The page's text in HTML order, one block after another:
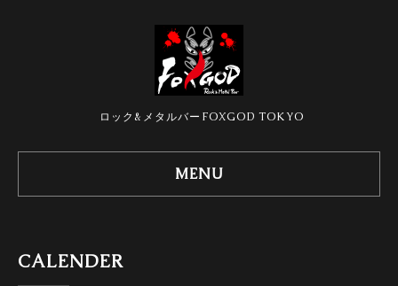
ロック&メタルバーFOXGOD TOKYO
MENU
CALENDER